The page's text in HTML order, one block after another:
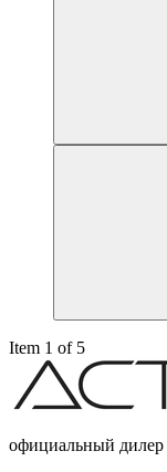
Item 1 of 5
официальный